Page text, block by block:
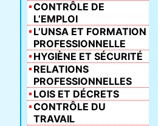
CONTRÔLE DE
L’EMPLOI
L’UNSA ET FORMATION
PROFESSIONNELLE
HYGIÈNE ET SÉCURITÉ
RELATIONS
PROFESSIONNELLES
LOIS ET DÉCRETS
CONTRÔLE DU
TRAVAIL